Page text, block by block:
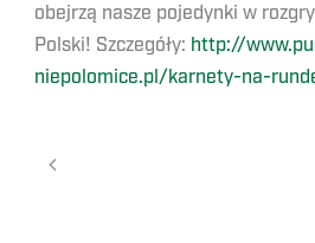
obejrzą nasze pojedynki w
Polski! Szczegóły: http://
niepolomice.pl/karnety-na-